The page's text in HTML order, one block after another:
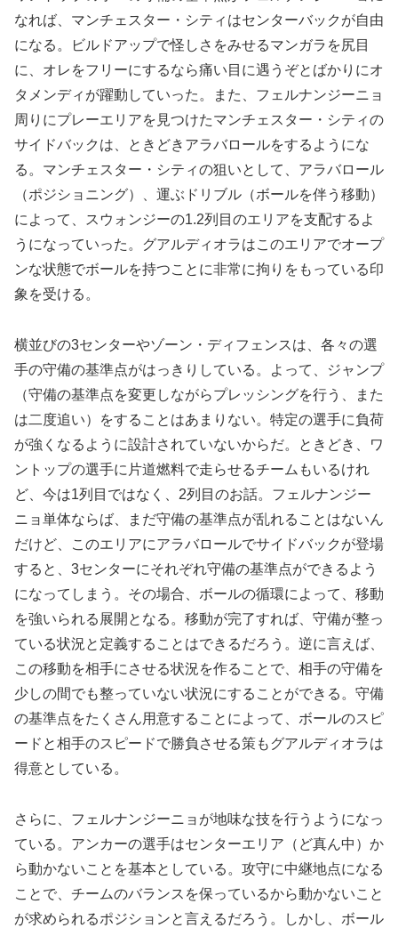
なれば、マンチェスター・シティはセンターバックが自由
になる。ビルドアップで怪しさをみせるマンガラを尻目
に、オレをフリーにするなら痛い目に遇うぞとばかりにオ
タメンディが躍動していった。また、フェルナンジーニョ
周りにプレーエリアを見つけたマンチェスター・シティの
サイドバックは、ときどきアラバロールをするようにな
る。マンチェスター・シティの狙いとして、アラバロール
（ポジショニング）、運ぶドリブル（ボールを伴う移動）
によって、スウォンジーの1.2列目のエリアを支配するよ
うになっていった。グアルディオラはこのエリアでオープ
ンな状態でボールを持つことに非常に拘りをもっている印
象を受ける。
横並びの3センターやゾーン・ディフェンスは、各々の選
手の守備の基準点がはっきりしている。よって、ジャンプ
（守備の基準点を変更しながらプレッシングを行う、また
は二度追い）をすることはあまりない。特定の選手に負荷
が強くなるように設計されていないからだ。ときどき、ワ
ントップの選手に片道燃料で走らせるチームもいるけれ
ど、今は1列目ではなく、2列目のお話。フェルナンジー
ニョ単体ならば、まだ守備の基準点が乱れることはないん
だけど、このエリアにアラバロールでサイドバックが登場
すると、3センターにそれぞれ守備の基準点ができるよう
になってしまう。その場合、ボールの循環によって、移動
を強いられる展開となる。移動が完了すれば、守備が整っ
ている状況と定義することはできるだろう。逆に言えば、
この移動を相手にさせる状況を作ることで、相手の守備を
少しの間でも整っていない状況にすることができる。守備
の基準点をたくさん用意することによって、ボールのスピ
ードと相手のスピードで勝負させる策もグアルディオラは
得意としている。
さらに、フェルナンジーニョが地味な技を行うようになっ
ている。アンカーの選手はセンターエリア（ど真ん中）か
ら動かないことを基本としている。攻守に中継地点になる
ことで、チームのバランスを保っているから動かないこと
が求められるポジションと言えるだろう。しかし、ボール